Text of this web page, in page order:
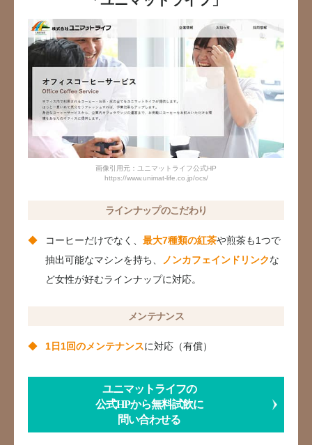
画像引用元：ユニマットライフ公式HP
https://www.unimat-life.co.jp/ocs/
ラインナップのこだわり
コーヒーだけでなく、 最大7種類の紅茶や煎茶も1つで
抽出可能なマシンを持ち、
ノンカフェインドリンクな
ど女性が好むラインナップに対応。
メンテナンス
1日1回のメンテナンスに対応（有償）
ユニマットライフの
公式HPから無料試飲に
問い合わせる